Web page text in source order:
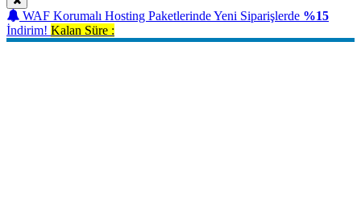
WAF Korumalı Hosting Paketlerinde Yeni Siparişlerde %15
İndirim! Kalan Süre :